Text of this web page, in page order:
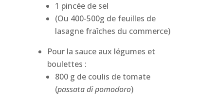
1 pincée de sel
(Ou 400-500g de feuilles de
lasagne fraîches du commerce)
Pour la sauce aux légumes et
boulettes :
800 g de coulis de tomate
(passata di pomodoro)